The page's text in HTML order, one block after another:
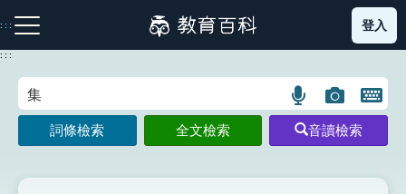
到
主
:::
注音索引圖示 筆畫索引圖示 部首索引表圖示
登入
:::
語
言
搜
圖
片
搜
開
鍵
圖
詞條檢索 全文檢索 音讀檢索